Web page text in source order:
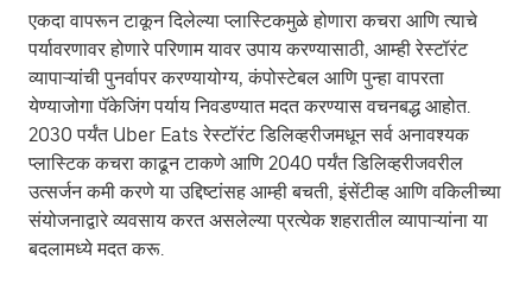
एकदा वापरून टाकून दिलेल्या प्लास्टिकमुळे होणारा कचरा आणि त्याचे
पर्यावरणावर होणारे परिणाम यावर उपाय करण्यासाठी, आम्ही रेस्टॉरंट
व्यापाऱ्यांची पुनर्वापर करण्यायोग्य, कंपोस्टेबल आणि पुन्हा वापरता
येण्याजोगा पॅकेजिंग पर्याय निवडण्यात मदत करण्यास वचनबद्ध आहोत.
2030 पर्यंत Uber Eats रेस्टॉरंट डिलिव्हरीजमधून सर्व अनावश्यक
प्लास्टिक कचरा काढून टाकणे आणि 2040 पर्यंत डिलिव्हरीजवरील
उत्सर्जन कमी करणे या उद्दिष्टांसह आम्ही बचती, इंसेंटीव्ह आणि वकिलीच्या
संयोजनाद्वारे व्यवसाय करत असलेल्या प्रत्येक शहरातील व्यापाऱ्यांना या
बदलामध्ये मदत करू.